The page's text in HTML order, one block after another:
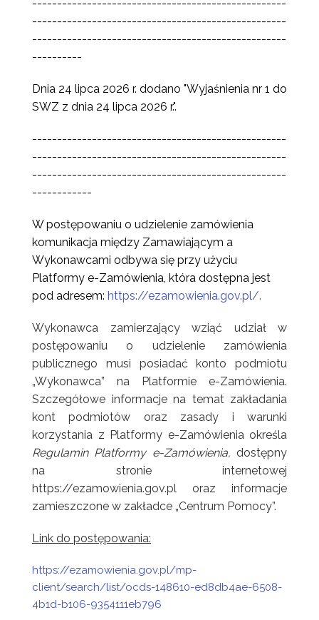
---------------------------------------------------
---------------------------------------------------
---------------------------------------------------
----------
Dnia 24 lipca 2026 r. dodano "Wyjaśnienia nr 1 do
SWZ z dnia 24 lipca 2026 r.".
---------------------------------------------------
---------------------------------------------------
---------------------------------------------------
------------
W postępowaniu o udzielenie zamówienia
komunikacja między Zamawiającym a
Wykonawcami odbywa się przy użyciu
Platformy e-Zamówienia, która dostępna jest
pod adresem: https://ezamowienia.gov.pl/.
Wykonawca zamierzający wziąć udział w
postępowaniu o udzielenie zamówienia
publicznego musi posiadać konto podmiotu
„Wykonawca” na Platformie e-Zamówienia.
Szczegółowe informacje na temat zakładania
kont podmiotów oraz zasady i warunki
korzystania z Platformy e-Zamówienia określa
Regulamin Platformy e-Zamówienia, dostępny
na stronie internetowej
https://ezamowienia.gov.pl oraz informacje
zamieszczone w zakładce „Centrum Pomocy”.
Link do postępowania:
https://ezamowienia.gov.pl/mp-
client/search/list/ocds-148610-ed8db4ae-6508-
4b1d-b106-9354111eb796